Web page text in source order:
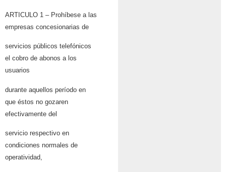
ARTICULO 1 – Prohíbese a las
empresas concesionarias de
servicios públicos telefónicos
el cobro de abonos a los
usuarios
durante aquellos período en
que éstos no gozaren
efectivamente del
servicio respectivo en
condiciones normales de
operatividad,